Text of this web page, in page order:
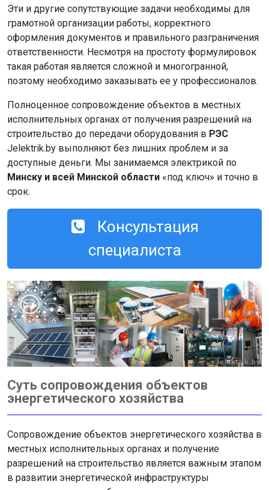
Эти и другие сопутствующие задачи необходимы для
грамотной организации работы, корректного
оформления документов и правильного разграничения
ответственности. Несмотря на простоту формулировок
такая работая является сложной и многогранной,
поэтому необходимо заказывать ее у профессионалов.
Полноценное сопровождение объектов в местных
исполнительных органах от получения разрешений на
строительство до передачи оборудования в РЭС
Jelektrik.by выполняют без лишних проблем и за
доступные деньги. Мы занимаемся электрикой по
Минску и всей Минской области «под ключ» и точно в
срок.
Консультация
специалиста
Суть сопровождения объектов
энергетического хозяйства
Сопровождение объектов энергетического хозяйства в
местных исполнительных органах и получение
разрешений на строительство является важным этапом
в развитии энергетической инфраструктуры